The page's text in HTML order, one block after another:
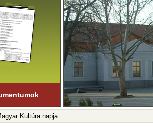
nap:
1. (hétfő)
tanítási nap:
19. (péntek)
napok száma:
nap
félév
23-igtart.
1.: 755 - 840
2.: 900- 945
3.: 955- 1040
4.: 10 50- 11 35
5.: 1145- 12 30
6.: 1240- 1325
7.: 13 45- 1430
- 15 20
- 1605
Kultúra napja